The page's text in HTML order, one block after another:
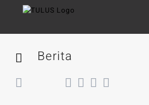
Berita